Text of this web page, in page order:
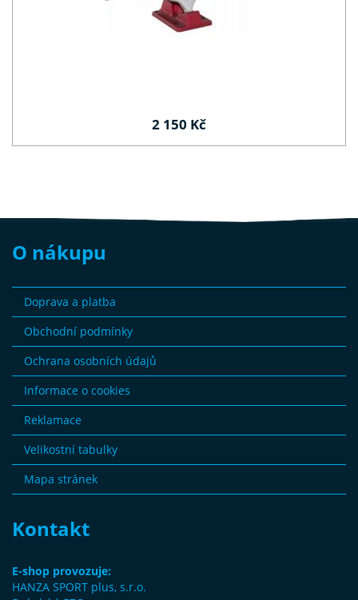
2 150 Kč
O nákupu
Doprava a platba
Obchodní podmínky
Ochrana osobních údajů
Informace o cookies
Reklamace
Velikostní tabulky
Mapa stránek
Kontakt
E-shop provozuje:
HANZA SPORT plus, s.r.o.